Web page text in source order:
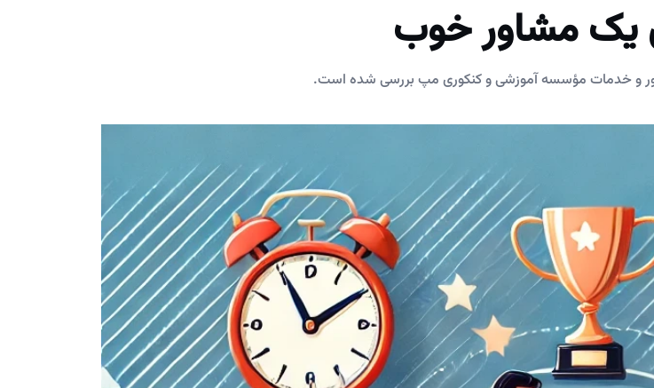
یک مشاور خوب
و خدمات مؤسسه آموزشی و کنکوری مپ بررسی شده است.